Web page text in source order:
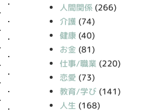
人間関係(266)
介護 (74)
健康(40)
お金(81)
仕事/職業 (220)
恋愛 (73)
教育/学び(141)
人生 (168)